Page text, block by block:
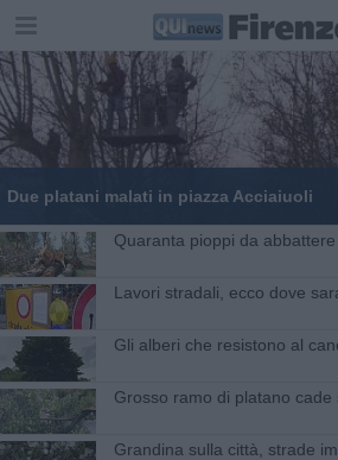
Due platani malati in piazza Acciaiuoli
Quaranta pioppi da
Lavori stradali, ecco dove
Gli alberi che resistono al
​Grosso ramo di platano cade
Grandina sulla città, strade